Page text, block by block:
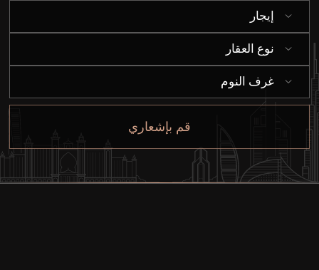
إيجار
إيجار
نوع العقار
غرف النوم
قم بإشعاري